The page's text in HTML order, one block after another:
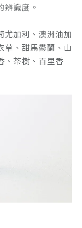
識度。
尤加利、澳洲油加
草、甜馬鬱蘭、山
、茶樹、百里香